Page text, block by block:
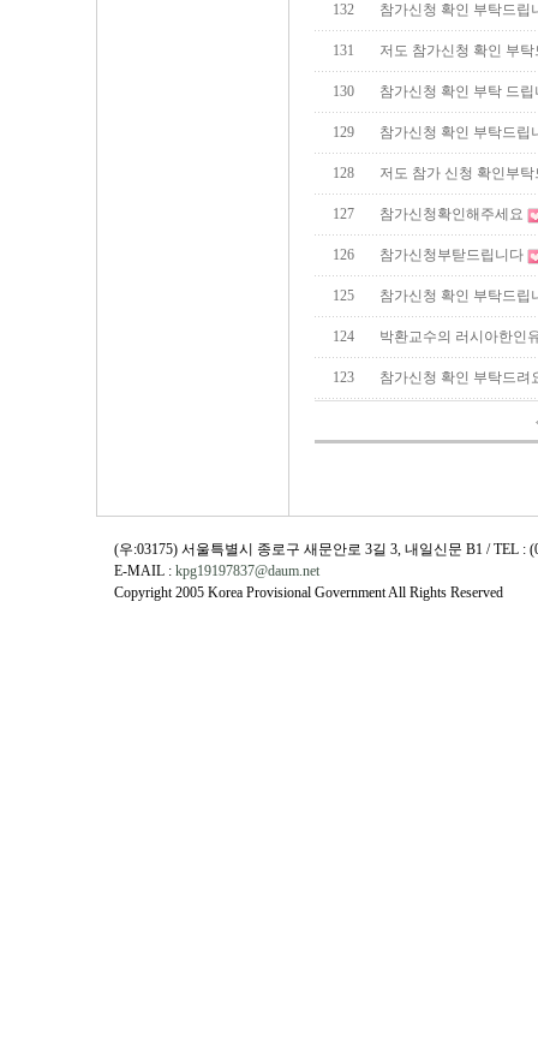
132 참가신청 확인 부탁드립
131 저도 참가신청 확인 부
130 참가신청 확인 부탁 드립
129 참가신청 확인 부탁드립
128 저도 참가 신청 확인부
127 참가신청확인해주세요
126 참가신청부탇드립니다
125 참가신청 확인 부탁드립
124 박환교수의 러시아한인
123 참가신청 확인 부탁드려
(우:03175) 서울특별시 종로구 새문안로 3길 3, 내일신문 B1 / TEL :
E-MAIL : kpg19197837@daum.net
Copyright 2005 Korea Provisional Government All Rights Reserved